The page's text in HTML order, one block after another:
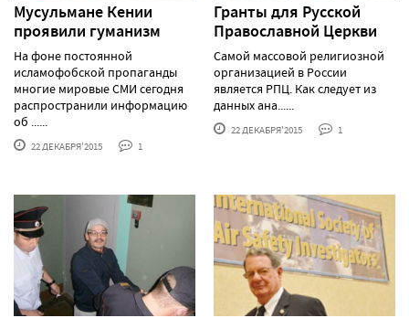
Мусульмане Кении
проявили гуманизм
На фоне постоянной
исламофобской пропаганды
многие мировые СМИ сегодня
распространили информацию
об ......
22 ДЕКАБРЯ'2015 1
Гранты для Русской
Православной Церкви
Самой массовой религиозной
организацией в России
является РПЦ. Как следует из
данных ана......
22 ДЕКАБРЯ'2015 1